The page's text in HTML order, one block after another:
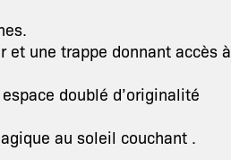
une trappe donnant accès à
doublé d’originalité
au soleil couchant .